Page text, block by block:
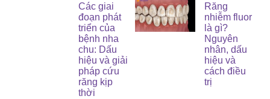
Các giai
đoạn phát
triển của
bệnh nha
chu: Dấu
hiệu và giải
pháp cứu
răng kịp
thời
Răng
nhiễm fluor
là gì?
Nguyên
nhân, dấu
hiệu và
cách điều
trị